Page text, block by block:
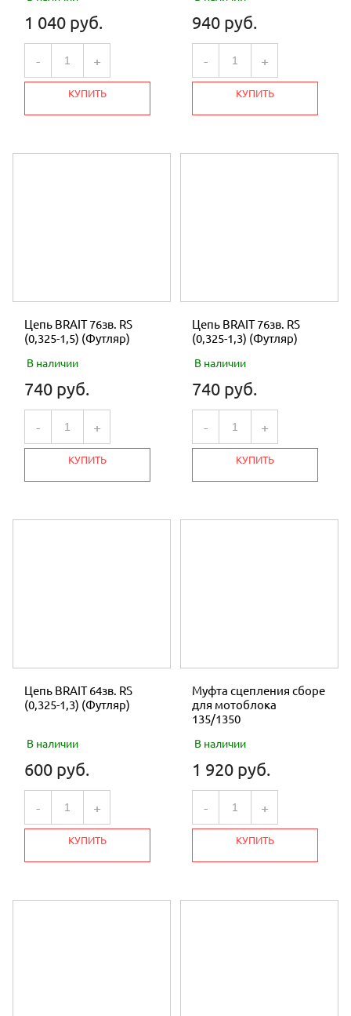
1 040 руб.
- +
КУПИТЬ
940 руб.
- +
КУПИТЬ
Цепь BRAIT 76зв. RS
(0,325-1,5) (Футляр)
В наличии
740 руб.
- +
КУПИТЬ
Цепь BRAIT 76зв. RS
(0,325-1,3) (Футляр)
В наличии
740 руб.
- +
КУПИТЬ
Цепь BRAIT 64зв. RS
(0,325-1,3) (Футляр)
В наличии
600 руб.
- +
КУПИТЬ
Муфта сцепления сборе
для мотоблока
135/1350
В наличии
1 920 руб.
- +
КУПИТЬ